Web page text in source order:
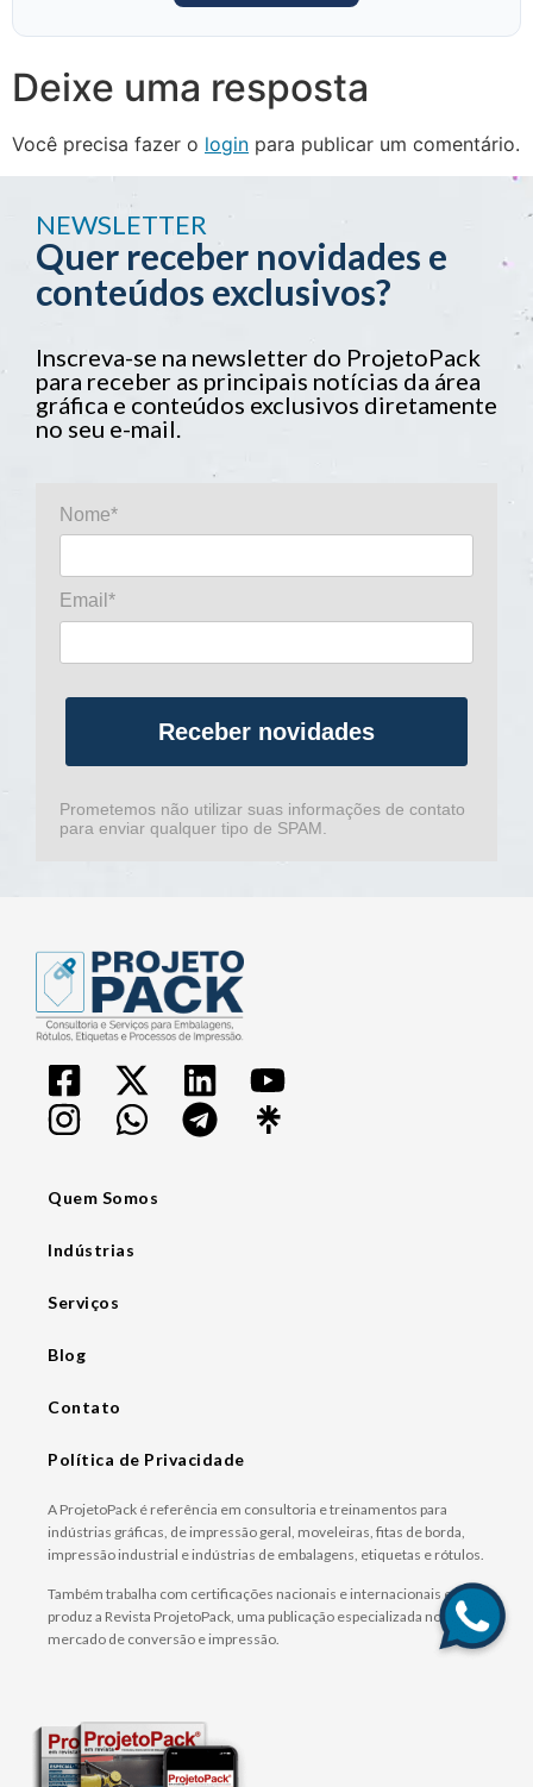
Deixe uma resposta
Você precisa fazer o login para publicar um comentário.
NEWSLETTER
Quer receber novidades e
conteúdos exclusivos?
Inscreva-se na newsletter do ProjetoPack
para receber as principais notícias da área
gráfica e conteúdos exclusivos diretamente
no seu e-mail.
Nome*
Email*
Receber novidades
Prometemos não utilizar suas informações de contato
para enviar qualquer tipo de SPAM.
Quem Somos
Indústrias
Serviços
Blog
Contato
Política de Privacidade
A ProjetoPack é referência em consultoria e treinamentos para
indústrias gráficas, de impressão geral, moveleiras, fitas de borda,
impressão industrial e indústrias de embalagens, etiquetas e rótulos.
Também trabalha com certificações nacionais e internacionais e
produz a Revista ProjetoPack, uma publicação especializada no
mercado de conversão e impressão.